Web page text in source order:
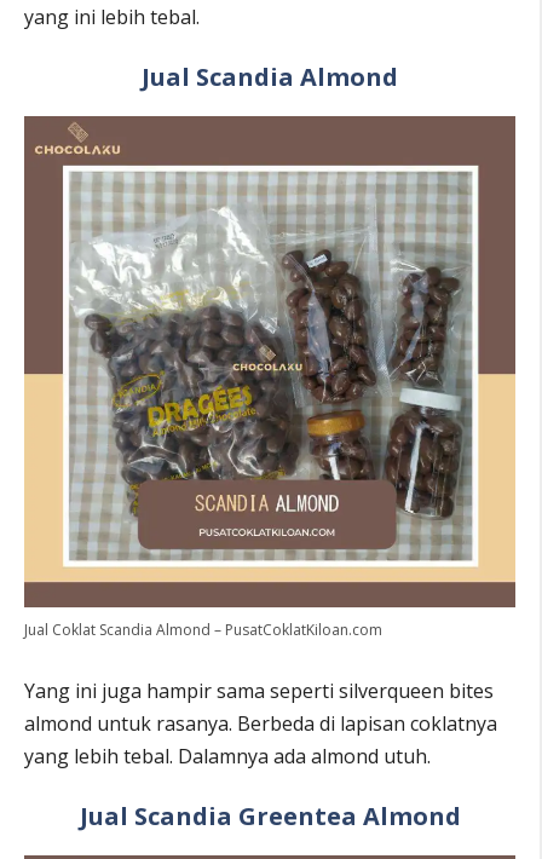
yang ini lebih tebal.
Jual Scandia Almond
Jual Coklat Scandia Almond – PusatCoklatKiloan.com
Yang ini juga hampir sama seperti silverqueen bites
almond untuk rasanya. Berbeda di lapisan coklatnya
yang lebih tebal. Dalamnya ada almond utuh.
Jual Scandia Greentea Almond